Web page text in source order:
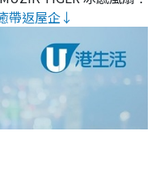
帶返屋企↓